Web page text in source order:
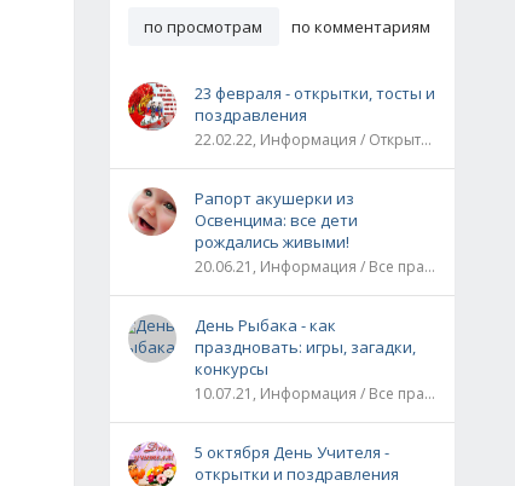
по просмотрам по комментариям
23 февраля - открытки, тосты и
поздравления
22.02.22, Информация / Открытки / Все праздники
Рапорт акушерки из
Освенцима: все дети
рождались живыми!
20.06.21, Информация / Все праздники / Рассказы и истории
День Рыбака - как
праздновать: игры, загадки,
конкурсы
10.07.21, Информация / Все праздники
5 октября День Учителя -
открытки и поздравления